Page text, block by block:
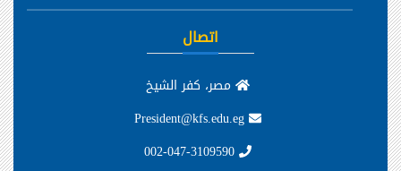
اتصال
مصر، كفر الشيخ